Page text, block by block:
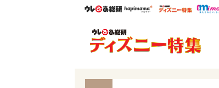
ウレぴあ総研ハピママ* ウレ